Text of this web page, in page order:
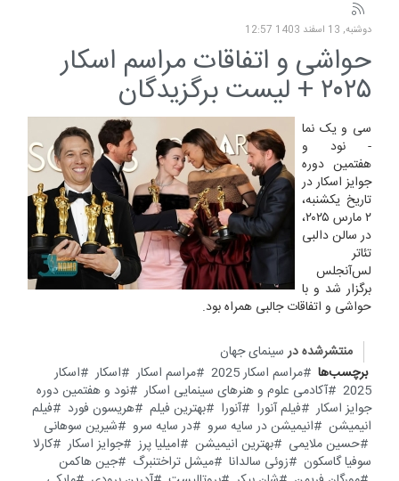
دوشنبه, 13 اسفند 1403 12:57
حواشی و اتفاقات مراسم اسکار
۲۰۲۵ + لیست برگزیدگان
سی و یک نما
- نود و
هفتمین دوره
جوایز اسکار در
تاریخ یکشنبه،
۲ مارس ۲۰۲۵،
در سالن دالبی
تئاتر
لس‌آنجلس
برگزار شد و با
حواشی و اتفاقات جالبی همراه بود.
منتشرشده در سینمای جهان
برچسب‌ها
مراسم اسکار 2025 مراسم اسکار اسکار
اسکار
2025
آکادمی علوم و هنر‌های سینمایی اسکار
نود و هفتمین دوره
جوایز اسکار
فیلم آنورا آنورا بهترین فیلم هریسون فورد
فیلم
انیمیشن
انیمیشن در سایه سرو در سایه سرو
شیرین سوهانی
حسین ملایمی
بهترین انیمیشن امیلیا پرز جوایز اسکار
کارلا
سوفیا گاسکون
زوئی سالدانا میشل تراختنبرگ
جین هاکمن